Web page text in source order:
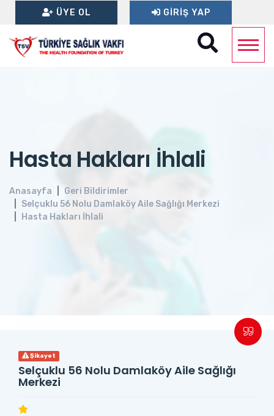
ÜYE OL GIRIŞ YAP
Hasta Hakları İhlali
Anasayfa
Geri Bildirimler
Selçuklu 56 Nolu Damlaköy Aile Sağlığı Merkezi
Hasta Hakları İhlali
Şikayet
Selçuklu 56 Nolu Damlaköy Aile Sağlığı
Merkezi